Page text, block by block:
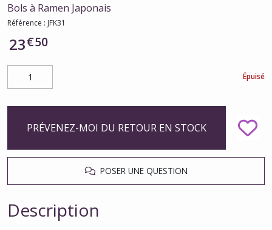
Bols à Ramen Japonais
Référence : JFK31
23€50
Épuisé
PRÉVENEZ-MOI DU RETOUR EN STOCK
POSER UNE QUESTION
Description